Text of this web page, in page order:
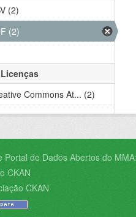
(2)
(2)
Licenças
Commons At... (2)
Portal de Dados Abertos do MMA:
CKAN
CKAN